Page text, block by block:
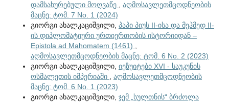
დამსახურებული მოღვაწე , აღმოსავლეთმცოდნეობის
მაცნე: ტომ. 7 No. 1 (2024)
გიორგი ახალკაციშვილი, პაპი პიუს II-ისა და მეჰმედ II-
ის დიპლომატიური ურთიერთობის ისტორიიდან –
Epistola ad Mahomatem (1461) ,
აღმოსავლეთმცოდნეობის მაცნე: ტომ. 6 No. 2 (2023)
გიორგი ახალკაციშვილი, იეზუიტები XVI - საუკუნის
ოსმალეთის იმპერიაში , აღმოსავლეთმცოდნეობის
მაცნე: ტომ. 6 No. 1 (2023)
გიორგი ახალკაციშვილი, ჯემ „სულთნის“ ბრძოლა